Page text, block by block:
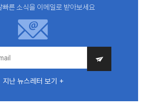
른 소식을 이메일로 받아보세요
지난 뉴스레터 보기 +